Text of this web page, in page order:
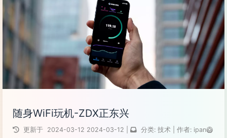
随身WiFi玩机-ZDX正东兴
更新于 2024-03-12 2024-03-12 分类: 技术 作者: ipan🥝